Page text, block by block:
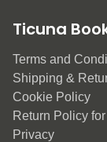
Ticuna
Terms and
Shipping &
Cookie Policy
Return Policy
Privacy